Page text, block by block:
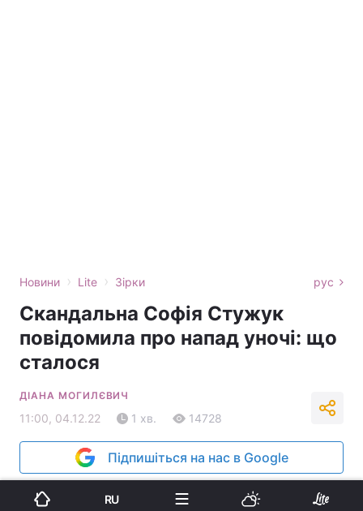
Новини › Lite › Зірки рус
Скандальна Софія Стужук
повідомила про напад уночі: що
сталося
ДІАНА МОГИЛЄВИЧ
11:00, 04.12.22 1 хв. 14728
Підпишіться на нас в Google
RU